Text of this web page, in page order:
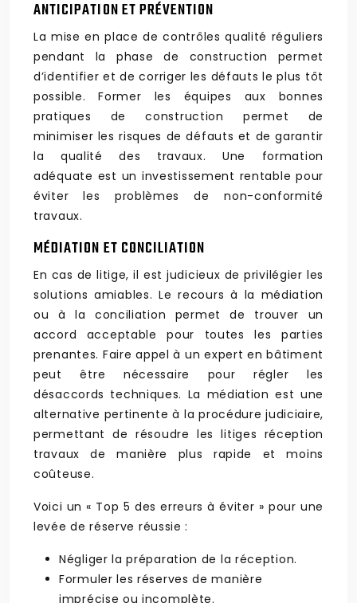
ANTICIPATION ET PRÉVENTION
La mise en place de contrôles qualité réguliers
pendant la phase de construction permet
d’identifier et de corriger les défauts le plus tôt
possible. Former les équipes aux bonnes
pratiques de construction permet de
minimiser les risques de défauts et de garantir
la qualité des travaux. Une formation
adéquate est un investissement rentable pour
éviter les problèmes de non-conformité
travaux.
MÉDIATION ET CONCILIATION
En cas de litige, il est judicieux de privilégier les
solutions amiables. Le recours à la médiation
ou à la conciliation permet de trouver un
accord acceptable pour toutes les parties
prenantes. Faire appel à un expert en bâtiment
peut être nécessaire pour régler les
désaccords techniques. La médiation est une
alternative pertinente à la procédure judiciaire,
permettant de résoudre les litiges réception
travaux de manière plus rapide et moins
coûteuse.
Voici un « Top 5 des erreurs à éviter » pour une
levée de réserve réussie :
Négliger la préparation de la réception.
Formuler les réserves de manière
imprécise ou incomplète.